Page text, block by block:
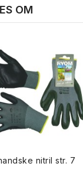
OM
nitril str. 7